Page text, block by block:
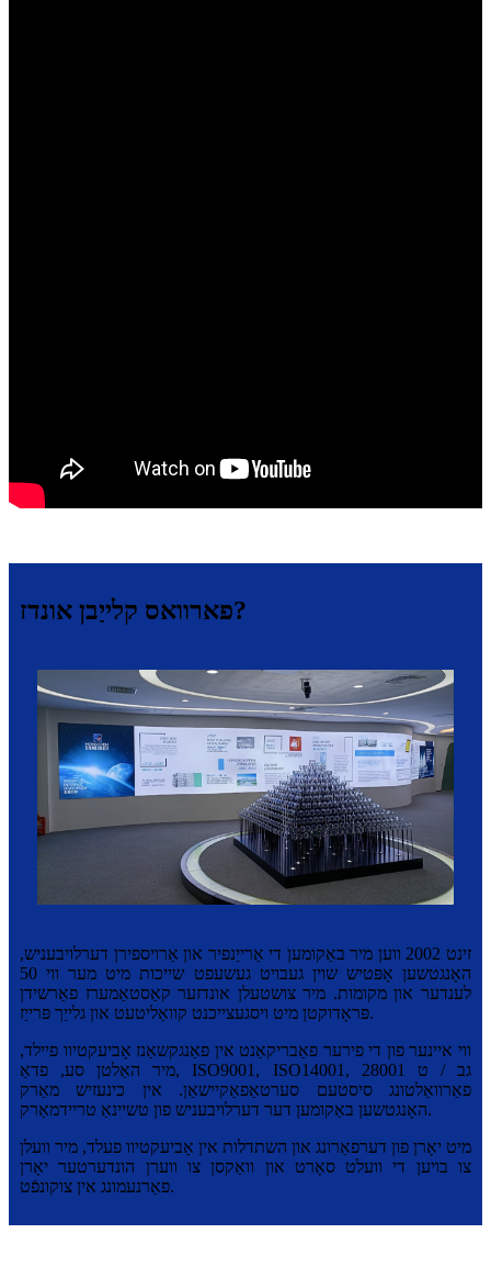
פארוואס קלייַבן אונדז?
זינט 2002 ווען מיר באַקומען די אַרייַנפיר און אַרויספירן דערלויבעניש,
האָנגטשען אָפּטיש שוין געבויט געשעפט שייכות מיט מער ווי 50
לענדער און מקומות. מיר צושטעלן אונדזער קאַסטאַמערז פאַרשידן
פּראָדוקטן מיט ויסגעצייכנט קוואַליטעט און גלייַך פּרייַז.
ווי איינער פון די פירער פאַבריקאַנט אין פאַנגקשאַנז אָביעקטיוו פיילד,
מיר האַלטן סע, פדאַ, ISO9001, ISO14001, גב / ט 28001
פאַרוואַלטונג סיסטעם סערטאַפאַקיישאַן. אין כינעזיש מאַרק
האָנגטשען באַקומען דער דערלויבעניש פון טשיינאַ טריידמאַרק.
מיט יאָרן פון דערפאַרונג און השתדלות אין אָביעקטיוו פעלד, מיר וועלן
צו בויען די וועלט סאָרט און וואַקסן צו ווערן הונדערטער יאָרן
פאַרנעמונג אין צוקונפֿט.